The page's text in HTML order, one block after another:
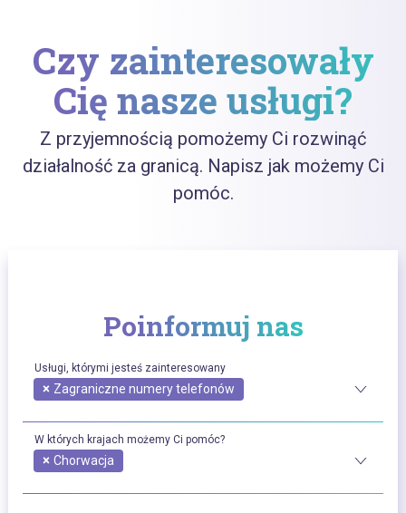
Czy zainteresowały
Cię nasze usługi?
Z przyjemnością pomożemy Ci rozwinąć
działalność za granicą. Napisz jak możemy Ci
pomóc.
Poinformuj nas
Usługi, którymi jesteś zainteresowany
× Zagraniczne numery telefonów
W których krajach możemy Ci pomóc?
× Chorwacja